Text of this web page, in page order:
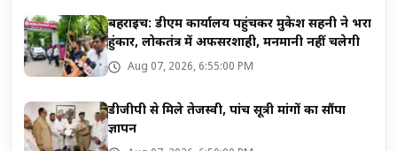
बहराइच: डीएम कार्यालय पहुंचकर मुकेश सहनी ने भरा
हुंकार, लोकतंत्र में अफसरशाही, मनमानी नहीं चलेगी
Aug 07, 2026, 6:55:00 PM
डीजीपी से मिले तेजस्वी, पांच सूत्री मांगों का सौंपा
ज्ञापन